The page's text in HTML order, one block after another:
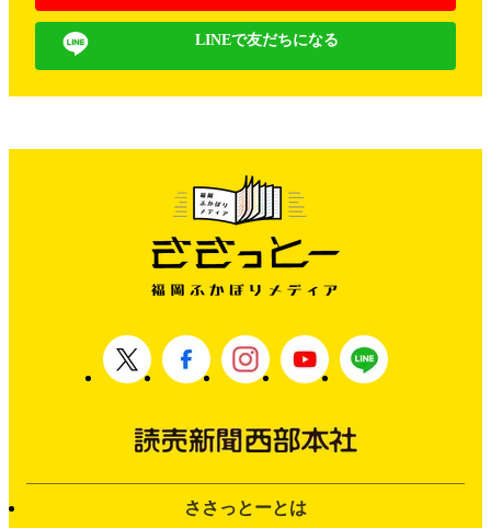
LINEで友だちになる
ささっとーとは